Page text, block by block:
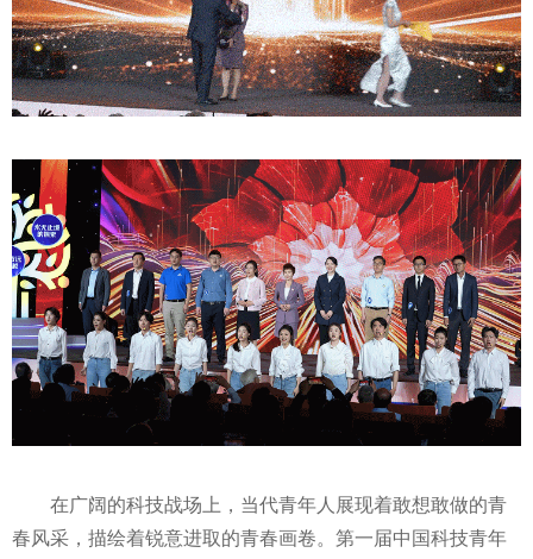
在广阔的科技战场上，当代青年人展现着敢想敢做的青
春风采，描绘着锐意进取的青春画卷。第一届中国科技青年